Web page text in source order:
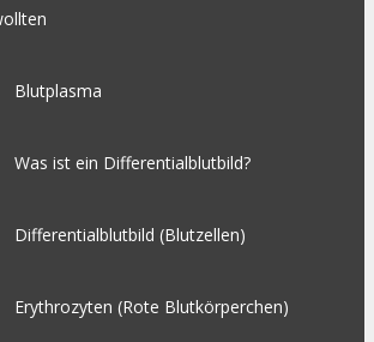
Blutplasma
Was ist ein Differentialblutbild?
Differentialblutbild (Blutzellen)
Erythrozyten (Rote Blutkörperchen)